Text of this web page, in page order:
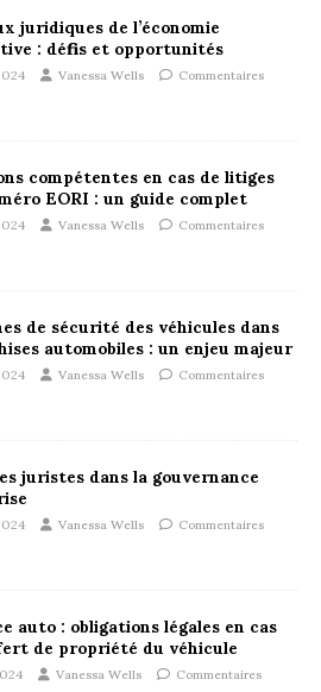
juridiques de l’économie
: défis et opportunités
Vanessa Wells Commentaires
compétentes en cas de litiges
EORI : un guide complet
Vanessa Wells Commentaires
de sécurité des véhicules dans
automobiles : un enjeu majeur
Vanessa Wells Commentaires
juristes dans la gouvernance
Vanessa Wells Commentaires
auto : obligations légales en cas
de propriété du véhicule
Vanessa Wells Commentaires